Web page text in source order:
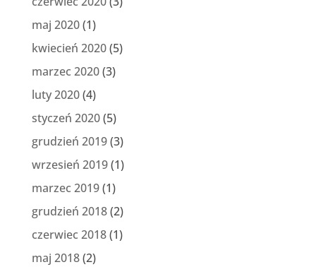
maj 2020(1)
kwiecień 2020(5)
marzec 2020(3)
luty 2020(4)
styczeń 2020(5)
grudzień 2019(3)
wrzesień 2019(1)
marzec 2019(1)
grudzień 2018(2)
czerwiec 2018(1)
maj 2018(2)